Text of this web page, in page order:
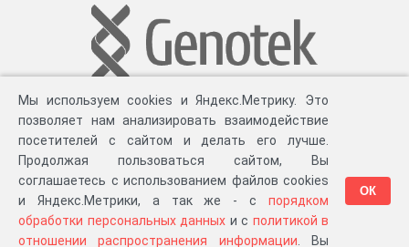
Разработка компании «Великіе предки», 2023-2026 гг. Блог.Суть проекта
Персональные данные.Распространение информации . ЧаВО. Сборка 111.45
Мы используем cookies и Яндекс.Метрику. Это
позволяет нам анализировать взаимодействие
посетителей с сайтом и делать его лучше.
Продолжая пользоваться сайтом, Вы
соглашаетесь с использованием файлов cookies
и Яндекс.Метрики, а так же - с порядком
обработки персональных данных и с политикой в
отношении распространения информации . Вы
ОК